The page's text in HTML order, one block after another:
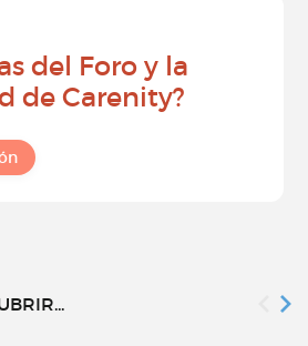
del Foro y la
de Carenity?